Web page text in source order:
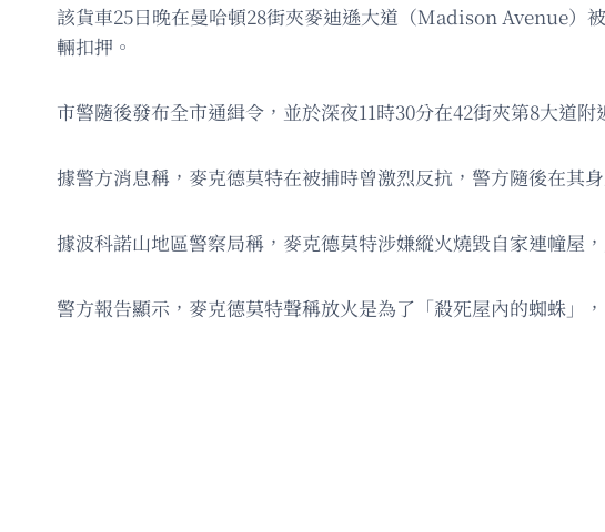
該貨車25日晚在曼哈頓28街夾麥迪遜大道（Madison Avenue）
輛扣押。
市警隨後發布全市通緝令，並於深夜11時30分在42街夾第8大道附
據警方消息稱，麥克德莫特在被捕時曾激烈反抗，警方隨後在其
據波科諾山地區警察局稱，麥克德莫特涉嫌縱火燒毀自家連幢屋
警方報告顯示，麥克德莫特聲稱放火是為了「殺死屋內的蜘蛛」